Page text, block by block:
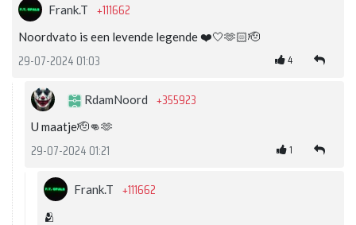
Frank.T +111662
Noordvato is een levende legende ❤️🤍🫶🏻🫡
29-07-2024 01:03 4
RdamNoord +355923
U maatje🫡👊🫶
29-07-2024 01:21 1
Frank.T +111662
🫂